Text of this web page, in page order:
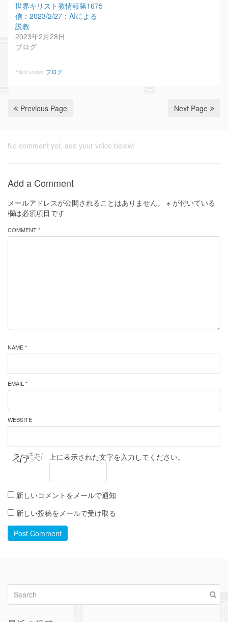
世界キリスト教情報第1675
信：2023/2/27：AIによる
説教
2023年2月28日
ブログ
Filed under: ブログ
Previous Page Next Page
No comment yet, add your voice below!
Add a Comment
メールアドレスが公開されることはありません。 ※ が付いている
欄は必須項目です
COMMENT *
NAME *
EMAIL *
WEBSITE
上に表示された文字を入力してください。
新しいコメントをメールで通知
新しい投稿をメールで受け取る
Post Comment